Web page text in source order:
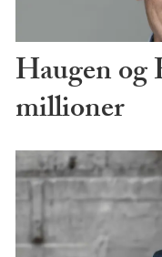
Haugen og
millioner